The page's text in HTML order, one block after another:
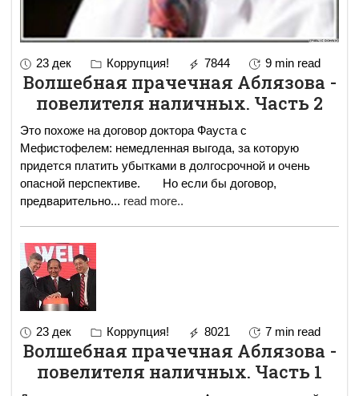
23 дек Коррупция! 7844 9 min read
Волшебная прачечная Аблязова -
повелителя наличных. Часть 2
Это похоже на договор доктора Фауста с
Мефистофелем: немедленная выгода, за которую
придется платить убытками в долгосрочной и очень
опасной перспективе. Но если бы договор,
предварительно... read more..
23 дек Коррупция! 8021 7 min read
Волшебная прачечная Аблязова -
повелителя наличных. Часть 1